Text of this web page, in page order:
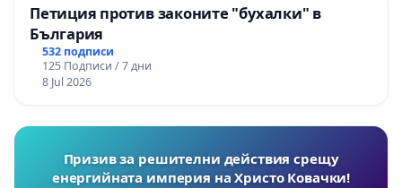
Петиция против законите "бухалки" в
България
532 подписи
125 Подписи / 7 дни
8 Jul 2026
Призив за решителни действия срещу
енергийната империя на Христо Ковачки!